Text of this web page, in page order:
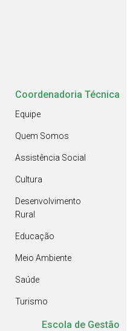
Coordenadoria Técnica
Equipe
Quem Somos
Assistência Social
Cultura
Desenvolvimento
Rural
Educação
Meio Ambiente
Saúde
Turismo
Escola de Gestão